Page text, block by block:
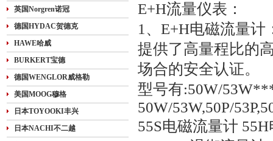
英国Norgren诺冠
德国HYDAC贺德克
HAWE哈威
BURKERT宝德
德国WENGLOR威格勒
美国MOOG穆格
日本TOYOOKI丰兴
日本NACHI不二越
E+H流量仪表：
1、E+H电磁流量计
提供了高量程比的
场合的安全认证。
型号有:50W/
50W/53W,50P/
55S电磁流量计